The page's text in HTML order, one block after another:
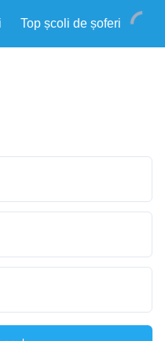
Top școli de șoferi